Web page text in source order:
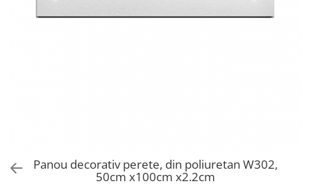
Coloane din poliuretan
Plinte decorative din polimer rigid
Rozete decorative
Panou decorativ perete, din poliuretan W302,
50cm x100cm x2.2cm